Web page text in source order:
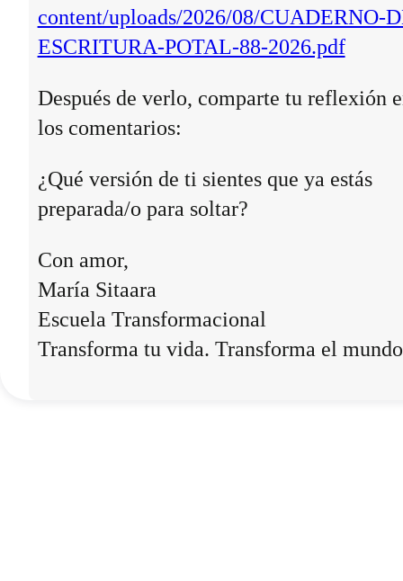
content/uploads/2026/08/CUADERNO-
ESCRITURA-POTAL-88-2026.pdf
Después de verlo, comparte tu reflexión
los comentarios:
¿Qué versión de ti sientes que ya estás
preparada/o para soltar?
Con amor,
María Sitaara
Escuela Transformacional
Transforma tu vida. Transforma el